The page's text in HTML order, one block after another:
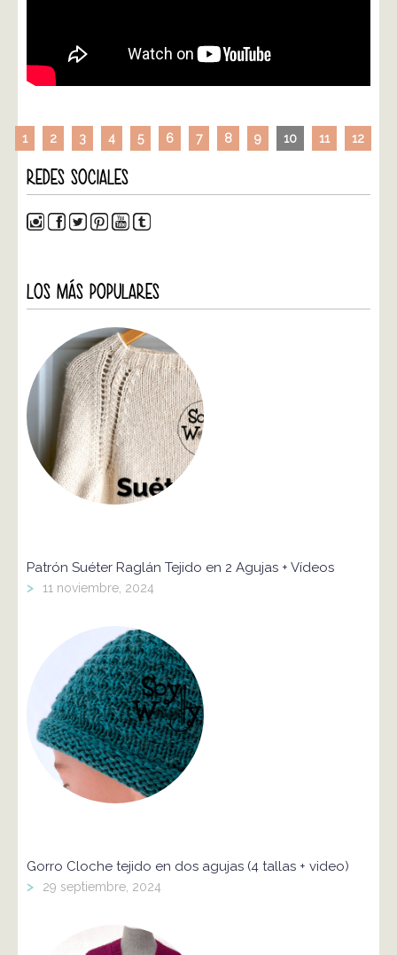
1 2 3 4 5 6 7 8 9 10 11 12
REDES SOCIALES
LOS MÁS POPULARES
Patrón Suéter Raglán Tejido en 2 Agujas + Vídeos
> 11 noviembre, 2024
Gorro Cloche tejido en dos agujas (4 tallas + video)
> 29 septiembre, 2024